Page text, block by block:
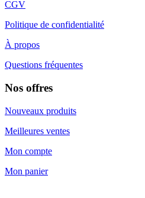
CGV
Politique de confidentialité
À propos
Questions fréquentes
Nos offres
Nouveaux produits
Meilleures ventes
Mon compte
Mon panier